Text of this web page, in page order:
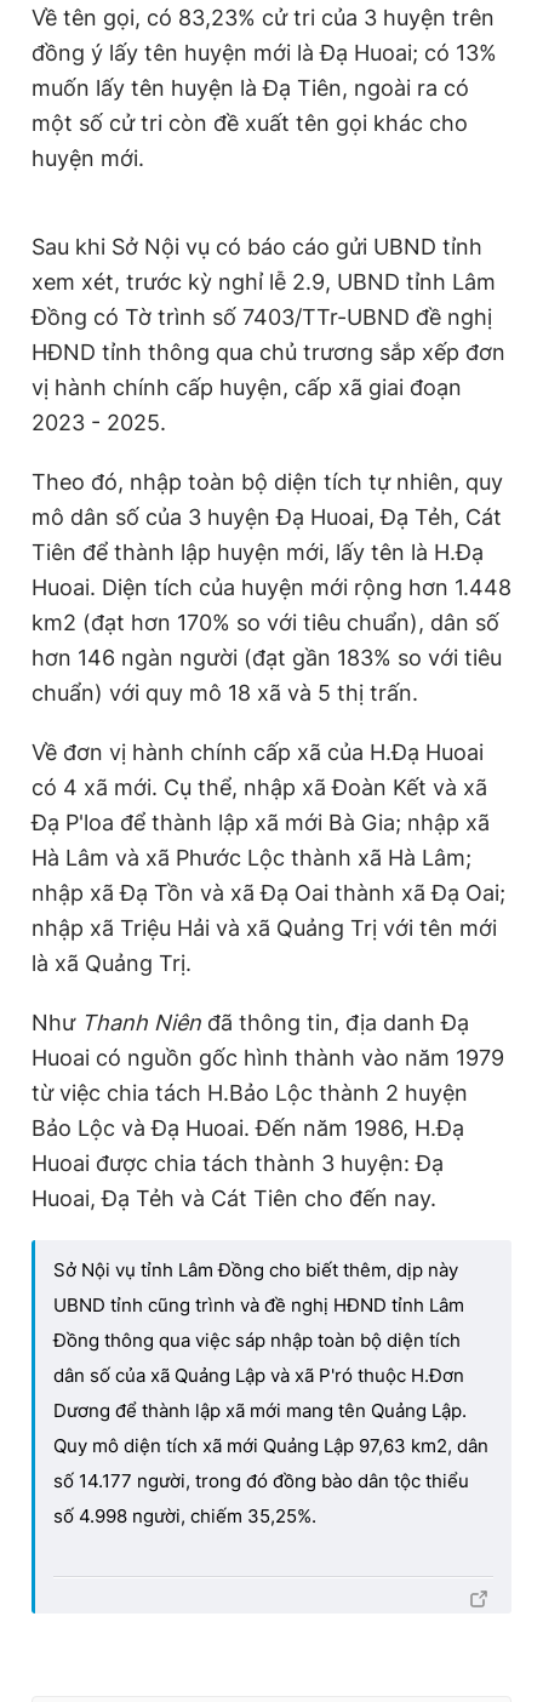
Phó tổng biên tập: Lâm Hiếu Dũng
Phó tổng biên tập: Trần Việt Hưng
Tổng thư ký tòa soạn: Đức Trung
Giấy phép xuất bản số 110/GP - BTTTT cấp ngày 24.3.2020
© 2003-2026 Bản quyền thuộc về Báo Thanh Niên. Cấm sao
chép dưới mọi hình thức nếu không có sự chấp thuận bằng văn
bản. Phát triển bởi ePi Technologies, JSC.
Về tên gọi, có 83,23% cử tri của 3 huyện trên
đồng ý lấy tên huyện mới là Đạ Huoai; có 13%
muốn lấy tên huyện là Đạ Tiên, ngoài ra có
một số cử tri còn đề xuất tên gọi khác cho
huyện mới.
Sau khi Sở Nội vụ có báo cáo gửi UBND tỉnh
xem xét, trước kỳ nghỉ lễ 2.9, UBND tỉnh Lâm
Đồng có Tờ trình số 7403/TTr-UBND đề nghị
HĐND tỉnh thông qua chủ trương sắp xếp đơn
vị hành chính cấp huyện, cấp xã giai đoạn
2023 - 2025.
Theo đó, nhập toàn bộ diện tích tự nhiên, quy
mô dân số của 3 huyện Đạ Huoai, Đạ Tẻh, Cát
Tiên để thành lập huyện mới, lấy tên là H.Đạ
Huoai. Diện tích của huyện mới rộng hơn 1.448
km2 (đạt hơn 170% so với tiêu chuẩn), dân số
hơn 146 ngàn người (đạt gần 183% so với tiêu
chuẩn) với quy mô 18 xã và 5 thị trấn.
Về đơn vị hành chính cấp xã của H.Đạ Huoai
có 4 xã mới. Cụ thể, nhập xã Đoàn Kết và xã
Đạ P'loa để thành lập xã mới Bà Gia; nhập xã
Hà Lâm và xã Phước Lộc thành xã Hà Lâm;
nhập xã Đạ Tồn và xã Đạ Oai thành xã Đạ Oai;
nhập xã Triệu Hải và xã Quảng Trị với tên mới
là xã Quảng Trị.
Như Thanh Niên đã thông tin, địa danh Đạ
Huoai có nguồn gốc hình thành vào năm 1979
từ việc chia tách H.Bảo Lộc thành 2 huyện
Bảo Lộc và Đạ Huoai. Đến năm 1986, H.Đạ
Huoai được chia tách thành 3 huyện: Đạ
Huoai, Đạ Tẻh và Cát Tiên cho đến nay.
Sở Nội vụ tỉnh Lâm Đồng cho biết thêm, dịp này
UBND tỉnh cũng trình và đề nghị HĐND tỉnh Lâm
Đồng thông qua việc sáp nhập toàn bộ diện tích
dân số của xã Quảng Lập và xã P'ró thuộc H.Đơn
Dương để thành lập xã mới mang tên Quảng Lập.
Quy mô diện tích xã mới Quảng Lập 97,63 km2, dân
số 14.177 người, trong đó đồng bào dân tộc thiểu
số 4.998 người, chiếm 35,25%.